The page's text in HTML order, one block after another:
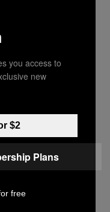
a 100
en 2030
you access to
new
$2
Plans
free